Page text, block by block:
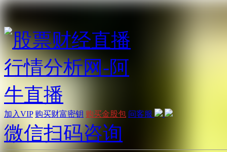
加入VIP 购买财富密钥 购买金股包 问客服
微信扫码咨询